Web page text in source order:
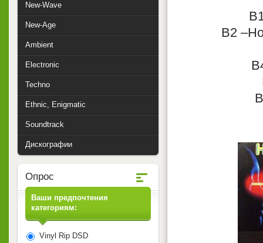
B2
New-Wave
New-Age
Ambient
Electronic
Techno
Ethnic, Enigmatic
Soundtrack
Дискографии
Опрос
Ваши предпочтения
категориям:
Vinyl Rip DSD